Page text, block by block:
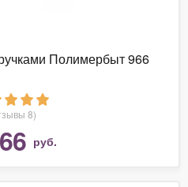
Полимербыт 966
8)
руб.